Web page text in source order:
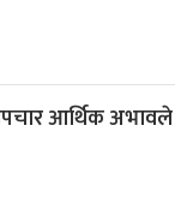
आर्थिक अभावले